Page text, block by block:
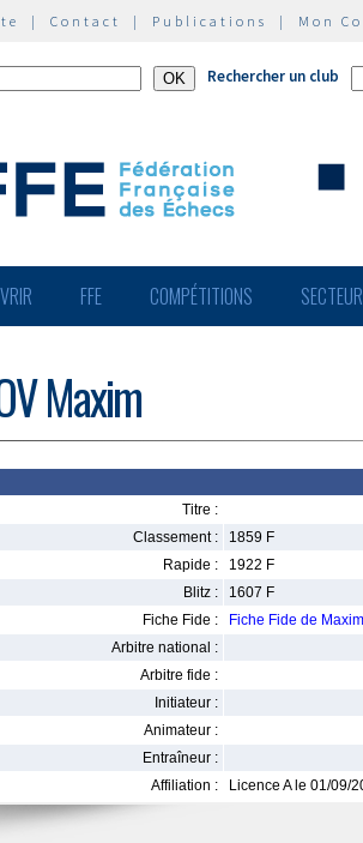
| Contact | Publications | Mon
Rechercher un club
FFE COMPÉTITIONS
Maxim
Titre :
Classement :
1859 F
Rapide :
1922 F
Blitz :
1607 F
Fiche Fide :
Fiche Fide de
Arbitre national :
Arbitre fide :
Initiateur :
Animateur :
Entraîneur :
Affiliation :
Licence A le 01/09/